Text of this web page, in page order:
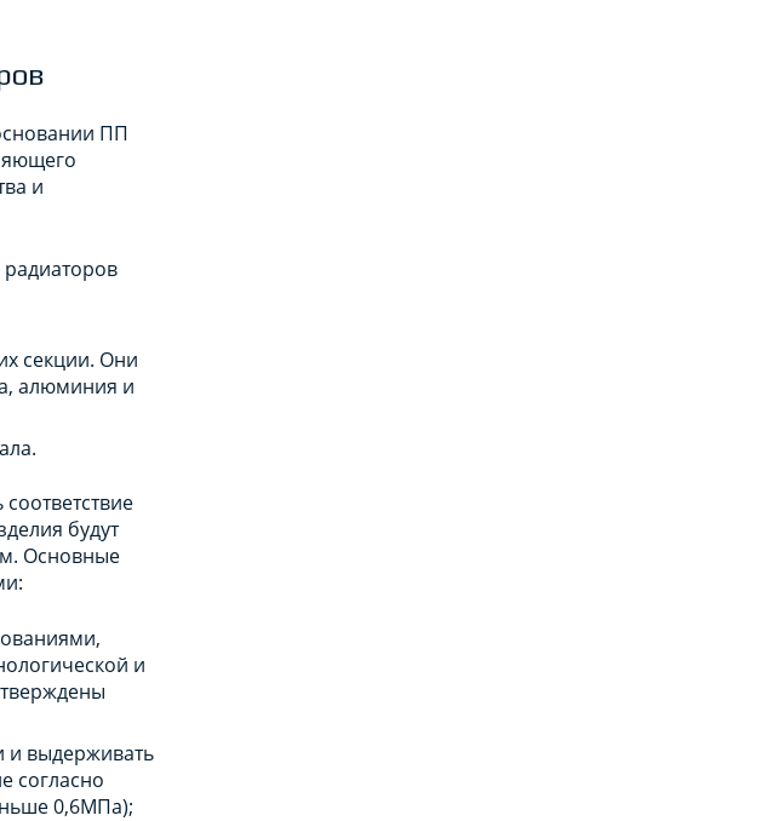
ПП
и
секции. Они
алюминия и
будут
Основные
и
и выдерживать
согласно
0,6МПа);